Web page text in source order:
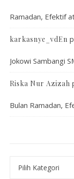
Ramadan, Efektif
karkasnye_vdEn
Jokowi Sambangi
Riska Nur Azizah
Bulan Ramadan,